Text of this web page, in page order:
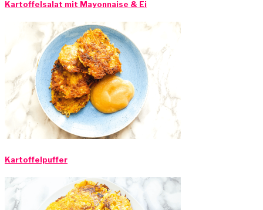
Kartoffelsalat mit Mayonnaise & Ei
Kartoffelpuffer